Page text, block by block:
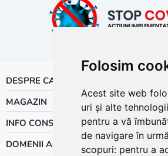
Folosim
Acest site web
uri și alte
pentru a vă
de navigare în
scopuri: pentru a
DESPRE CALOR
MAGAZIN
INFO CONSUMATOR
DOMENII ACTIVITATE